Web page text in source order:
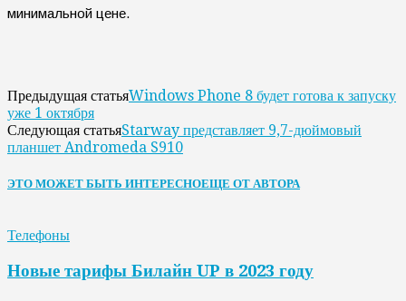
минимальной цене.
Предыдущая статьяWindows Phone 8 будет готова к запуску
уже 1 октября
Следующая статьяStarway представляет 9,7-дюймовый
планшет Andromeda S910
ЭТО МОЖЕТ БЫТЬ ИНТЕРЕСНОЕЩЕ ОТ АВТОРА
Телефоны
Новые тарифы Билайн UP в 2023 году